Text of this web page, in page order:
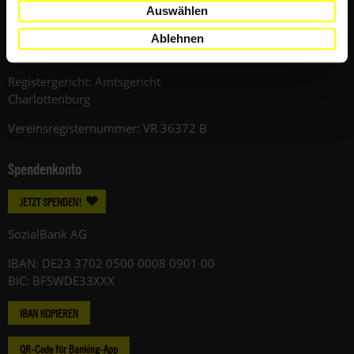
Auswählen
Ablehnen
12059 Berlin
Telefon: +49 (0)30 / 420248-0
Registergericht: Amtsgericht
Charlottenburg
Vereinsregisternummer: VR 36372 B
Spendenkonto
JETZT SPENDEN!
SozialBank AG
IBAN: DE23 3702 0500 0008 0901 00
BIC: BFSWDE33XXX
IBAN KOPIEREN
QR-Code für Banking-App